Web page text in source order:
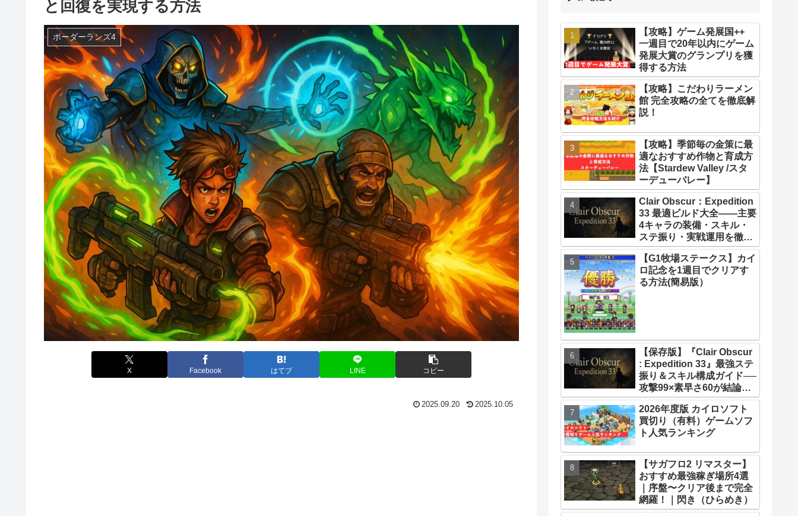
と回復を実現する方法
ボーダーランズ4
X Facebook はてブ LINE コピー
2025.09.20 2025.10.05
【攻略】ゲーム発展国++
一週目で20年以内にゲーム
発展大賞のグランプリを獲
得する方法
【攻略】こだわりラーメン
館 完全攻略の全てを徹底解
説！
【攻略】季節毎の金策に最
適なおすすめ作物と育成方
法【Stardew Valley /スタ
ーデューバレー】
Clair Obscur：Expedition
33 最適ビルド大全――主要
4キャラの装備・スキル・
ステ振り・実戦運用を徹底
解説【クレールオブスキュ
ール エクスペディション
33】【攻略】
【G1牧場ステークス】カイ
ロ記念を1週目でクリアす
る方法(簡易版）
【保存版】『Clair Obscur
: Expedition 33』最強ステ
振り＆スキル構成ガイド──
攻撃99×素早さ60が結論！
全キャラ万能ビルド徹底解
説
2026年度版 カイロソフト
買切り（有料）ゲームソフ
ト人気ランキング
【サガフロ2 リマスター】
おすすめ最強稼ぎ場所4選
｜序盤〜クリア後まで完全
網羅！｜閃き（ひらめき）